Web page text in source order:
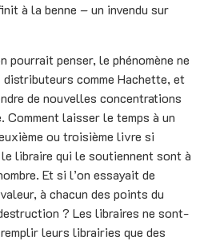
à la benne – un invendu sur
pourrait penser, le phénomène ne
comme Hachette, et
de nouvelles concentrations
Comment laisser le temps à un
ou troisième livre si
libraire qui le soutiennent sont à
Et si l’on essayait de
à chacun des points du
? Les libraires ne sont-
leurs librairies que des